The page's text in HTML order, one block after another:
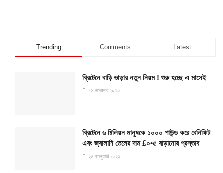
Trending Comments Latest
ব্রিটেনে বাড়ি ভাড়ার নতুন নিয়ম ! শুরু হচ্ছে এ মাসেই
১৬ নভেম্বর ২০২০
ব্রিটেনে ৬ মিলিয়ন মানুষকে ১০০০ পাউন্ড করে বেনিফিট
এবং জ্বালানি তেলের দাম £০•৫ বাড়ানোর প্রস্তাব
২৫ জানুয়ারি ২০২১